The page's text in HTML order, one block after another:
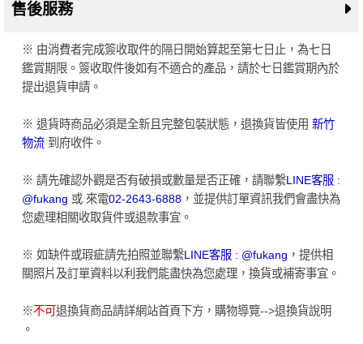
售後服務
※ 由消費者完成簽收取件的隔日開始算起至第七日止，為七日
鑑賞期限。簽收取件後如有不適合的產品，請於七日鑑賞期內於
提出退貨申請。
※ 退貨時商品必須是全新且完整包裝狀態，退換貨皆使用 新竹
物流 到府收件。
※ 請先確認外觀是否有破損或數量是否正確，請聯繫LINE客服 :
@fukang 或 來電02-2643-6888，並提供訂單資訊我們會盡快為
您處理相關收取貨件或退款事宜。
※ 如缺件或瑕疵請先拍照並聯繫LINE客服 : @fukang ，提供相
關照片及訂單資料以利我們能盡快為您處理，換貨或補寄事宜。
※不可 退換貨商品請詳網站首頁下方，購物導覽-->退換貨說明
。